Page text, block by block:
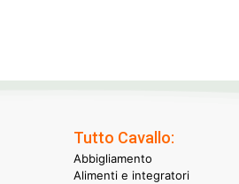
Tutto Cavallo:
Abbigliamento
Alimenti e integratori